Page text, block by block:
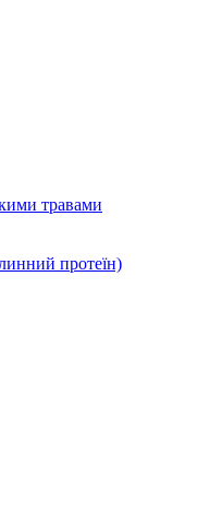
травами
протеїн)